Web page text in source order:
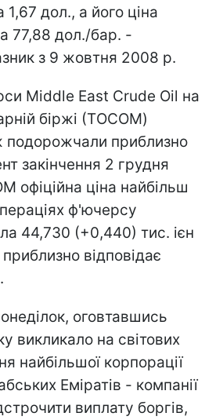
дол., а його ціна
77,88 дол./бар. -
з 9 жовтня 2008 р.
Middle East Crude Oil на
біржі (ТOCOM)
подорожчали приблизно
закінчення 2 грудня
офіційна ціна найбільш
ф'ючерсу
44,730 (+0,440) тис. ієн
відповідає
оговтавшись
викликало на світових
найбільшої корпорації
Еміратів - компанії
виплату боргів,